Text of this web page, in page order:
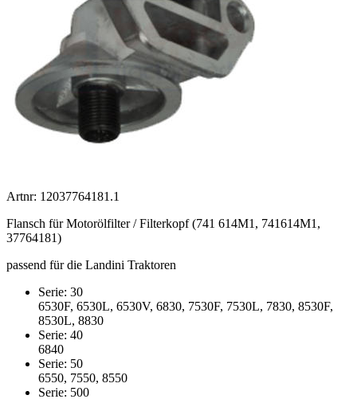
Artnr: 12037764181.1
Flansch für Motorölfilter / Filterkopf (741 614M1, 741614M1,
37764181)
passend für die Landini Traktoren
Serie: 30
6530F, 6530L, 6530V, 6830, 7530F, 7530L, 7830, 8530F,
8530L, 8830
Serie: 40
6840
Serie: 50
6550, 7550, 8550
Serie: 500